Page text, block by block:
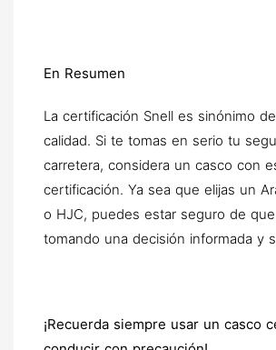
En Resumen
La certificación Snell es sinónimo
calidad. Si te tomas en serio tu
carretera, considera un casco con
certificación. Ya sea que elijas un
o HJC, puedes estar seguro de
tomando una decisión informada y
¡Recuerda siempre usar un casco